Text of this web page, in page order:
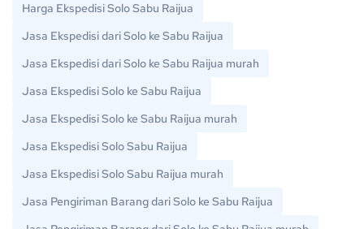
Harga Ekspedisi Solo Sabu Raijua
Jasa Ekspedisi dari Solo ke Sabu Raijua
Jasa Ekspedisi dari Solo ke Sabu Raijua murah
Jasa Ekspedisi Solo ke Sabu Raijua
Jasa Ekspedisi Solo ke Sabu Raijua murah
Jasa Ekspedisi Solo Sabu Raijua
Jasa Ekspedisi Solo Sabu Raijua murah
Jasa Pengiriman Barang dari Solo ke Sabu Raijua